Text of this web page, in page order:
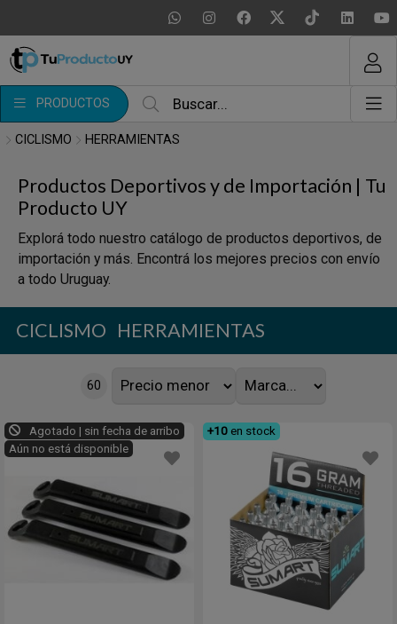
PRODUCTOS
MI COMPRA
CICLISMO HERRAMIENTAS
Productos Deportivos y de Importación | Tu
Producto UY
Explorá todo nuestro catálogo de productos deportivos, de
importación y más. Encontrá los mejores precios con envío
a todo Uruguay.
CICLISMO HERRAMIENTAS
60
Agotado | sin fecha de arribo
Aún no está disponible
+10 en stock